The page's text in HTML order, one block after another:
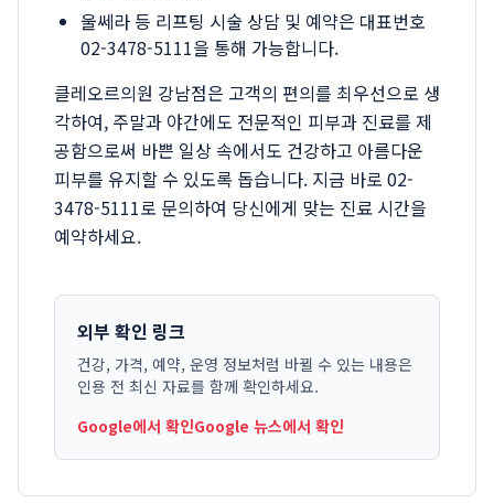
울쎄라 등 리프팅 시술 상담 및 예약은 대표번호
02-3478-5111을 통해 가능합니다.
클레오르의원 강남점은 고객의 편의를 최우선으로 생
각하여, 주말과 야간에도 전문적인 피부과 진료를 제
공함으로써 바쁜 일상 속에서도 건강하고 아름다운
피부를 유지할 수 있도록 돕습니다. 지금 바로 02-
3478-5111로 문의하여 당신에게 맞는 진료 시간을
예약하세요.
외부 확인 링크
건강, 가격, 예약, 운영 정보처럼 바뀔 수 있는 내용은
인용 전 최신 자료를 함께 확인하세요.
Google에서 확인Google 뉴스에서 확인